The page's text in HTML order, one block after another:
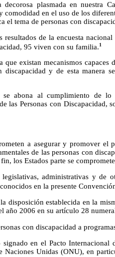
plasmada en nuestra
comodidad en el uso de los
el tema de personas con
de la encuesta
95 viven con su familia.1
que existan mecanismos
discapacidad y de esta manera
se abona al cumplimiento de
las Personas con Discapacidad,
a asegurar y promover el
de las personas con
los Estados parte se
administrativas y de
en la presente
disposición establecida en la
año 2006 en su artículo 28
con discapacidad a
en el Pacto Internacional
Naciones Unidas (ONU), en